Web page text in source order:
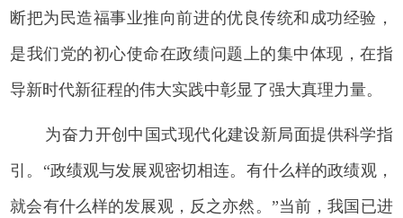
断把为民造福事业推向前进的优良传统和成功经验，
是我们党的初心使命在政绩问题上的集中体现，在指
导新时代新征程的伟大实践中彰显了强大真理力量。
为奋力开创中国式现代化建设新局面提供科学指
引。“政绩观与发展观密切相连。有什么样的政绩观，
就会有什么样的发展观，反之亦然。”当前，我国已进